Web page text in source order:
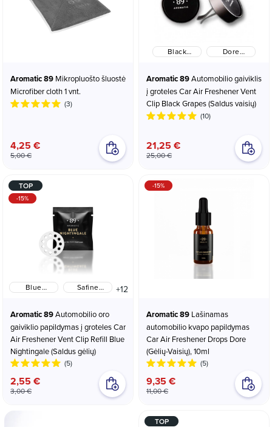
Aromatic 89
Microfiber cloth 1 vnt.
(3)
4,25 €
5,00 €
Black
vaisių)
Dore
Aromatic 89
į groteles Car Air Freshener Vent
Clip Black Grapes (Saldus vaisių)
(10)
21,25 €
25,00 €
Blue
gėlių)
Safine
+12
Aromatic 89
gaiviklio papildymas į groteles Car
Air Freshener Vent Clip Refill Blue
Nightingale (Saldus gėlių)
(5)
2,55 €
3,00 €
TOP
-15%
Aromatic 89
automobilio kvapo papildymas
Car Air Freshener Drops Dore
(Gėlių-Vaisių), 10ml
(5)
9,35 €
11,00 €
-15%
TOP